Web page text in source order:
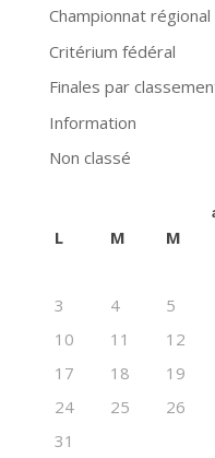
Championnat régional
Critérium fédéral
Finales par
Information
Non classé
L M M
3
4 5
10
11 12
17
18 19
24
25 26
31